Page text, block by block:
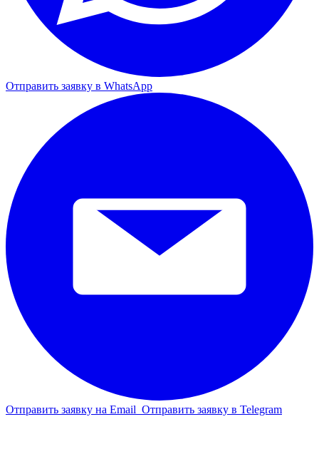
Отправить заявку в WhatsApp
Отправить заявку на Email Отправить заявку в Telegram